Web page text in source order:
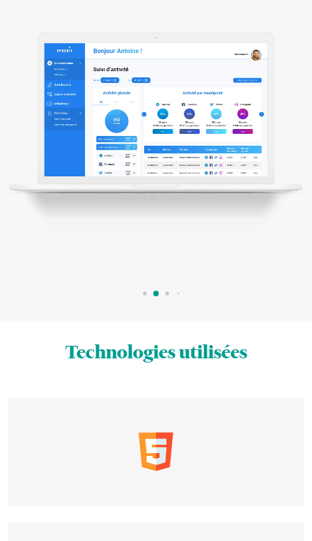
Technologies utilisées